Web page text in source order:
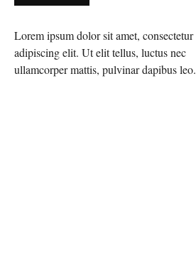
Lorem ipsum dolor sit amet, consectetur
adipiscing elit. Ut elit tellus, luctus nec
ullamcorper mattis, pulvinar dapibus leo.